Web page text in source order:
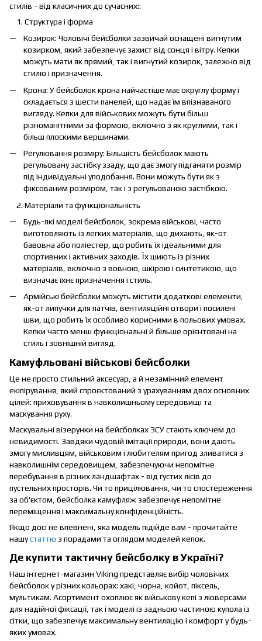
стилів - від класичних до сучасних::
Структура і форма
Козирок: Чоловічі бейсболки зазвичай оснащені вигнутим
козирком, який забезпечує захист від сонця і вітру. Кепки
можуть мати як прямий, так і вигнутий козирок, залежно від
стилю і призначення.
Крона: У бейсболок крона найчастіше має округлу форму і
складається з шести панелей, що надає їм впізнаваного
вигляду. Кепки для військових можуть бути більш
різноманітними за формою, включно з як круглими, так і
більш плоскими вершинами.
Регулювання розміру: Більшість бейсболок мають
регульовану застібку ззаду, що дає змогу підганяти розмір
під індивідуальні уподобання. Вони можуть бути як з
фіксованим розміром, так і з регульованою застібкою.
Матеріали та функціональність
Будь-які моделі бейсболок, зокрема військові, часто
виготовляють із легких матеріалів, що дихають, як-от
бавовна або поліестер, що робить їх ідеальними для
спортивних і активних заходів. Їх шиють із різних
матеріалів, включно з вовною, шкірою і синтетикою, що
визначає їхнє призначення і стиль.
Армійські бейсболки можуть містити додаткові елементи,
як-от липучки для патчів, вентиляційні отвори і посилені
шви, що робить їх особливо корисними в польових умовах.
Кепки часто менш функціональні й більше орієнтовані на
стиль і зовнішній вигляд.
Камуфльовані військові бейсболки
Це не просто стильний аксесуар, а й незамінний елемент
екіпірування, який спроєктований з урахуванням двох основних
цілей: приховування в навколишньому середовищі та
маскування руху.
Маскувальні візерунки на бейсболках ЗСУ стають ключем до
невидимості. Завдяки чудовій імітації природи, вони дають
змогу мисливцям, військовим і любителям пригод зливатися з
навколишнім середовищем, забезпечуючи непомітне
перебування в різних ландшафтах - від густих лісів до
пустельних просторів. Чи то прицілювання, чи то спостереження
за об'єктом, бейсболка камуфляж забезпечує непомітне
переміщення і максимальну конфіденційність.
Якщо досі не впевнені, яка модель підійде вам - прочитайте
нашустаттю з порадами та оглядом моделей кепок.
Де купити тактичну бейсболку в Україні?
Наш інтернет-магазин Viking представляє вибір чоловічих
бейсболок у різних кольорах: хакі, чорна, койот, піксель,
мультикам. Асортимент охоплює як військову кепі з люверсами
для надійної фіксації, так і моделі із задньою частиною купола із
сітки, що забезпечує максимальну вентиляцію і комфорт у будь-
яких умовах.